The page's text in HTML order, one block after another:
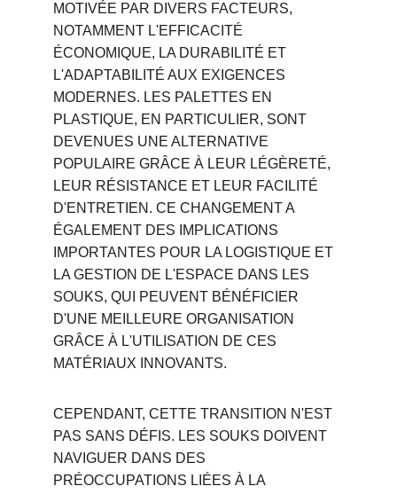
MOTIVÉE PAR DIVERS FACTEURS,
NOTAMMENT L'EFFICACITÉ
ÉCONOMIQUE, LA DURABILITÉ ET
L'ADAPTABILITÉ AUX EXIGENCES
MODERNES. LES PALETTES EN
PLASTIQUE, EN PARTICULIER, SONT
DEVENUES UNE ALTERNATIVE
POPULAIRE GRÂCE À LEUR LÉGÈRETÉ,
LEUR RÉSISTANCE ET LEUR FACILITÉ
D'ENTRETIEN. CE CHANGEMENT A
ÉGALEMENT DES IMPLICATIONS
IMPORTANTES POUR LA LOGISTIQUE ET
LA GESTION DE L'ESPACE DANS LES
SOUKS, QUI PEUVENT BÉNÉFICIER
D'UNE MEILLEURE ORGANISATION
GRÂCE À L'UTILISATION DE CES
MATÉRIAUX INNOVANTS.
CEPENDANT, CETTE TRANSITION N'EST
PAS SANS DÉFIS. LES SOUKS DOIVENT
NAVIGUER DANS DES
PRÉOCCUPATIONS LIÉES À LA